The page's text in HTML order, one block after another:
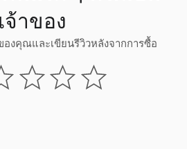
เจ้าของ
งคุณและเขียนรีวิวหลังจากการซื้อ